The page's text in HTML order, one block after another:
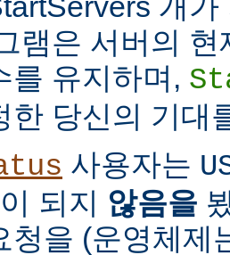
램은 서버의
를 유지하며,
한 당신의 기대
사용자는
되지 않음을
청을 (운영체제